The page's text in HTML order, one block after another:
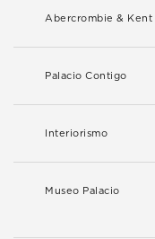
Abercrombie & Kent
Palacio Contigo
Interiorismo
Museo Palacio